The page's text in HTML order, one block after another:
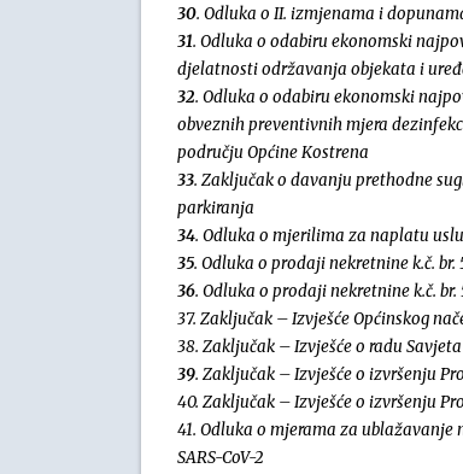
30. Odluka o II. izmjenama i
31. Odluka o odabiru ekonomski
djelatnosti održavanja objekata i
32. Odluka o odabiru ekonomski
obveznih preventivnih mjera
području Općine Kostrena
33. Zaključak o davanju prethodne
parkiranja
34. Odluka o mjerilima za naplatu
35. Odluka o prodaji nekretnine k.č.
36. Odluka o prodaji nekretnine k.č.
37. Zaključak – Izvješće Općinskog
38. Zaključak – Izvješće o radu
39. Zaključak – Izvješće o izvršenju
40. Zaključak – Izvješće o izvršenju
41. Odluka o mjerama za
SARS-CoV-2